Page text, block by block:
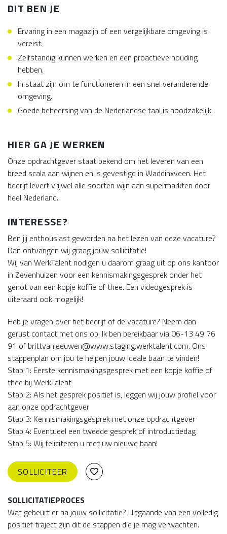
DIT BEN JE
Ervaring in een magazijn of een vergelijkbare omgeving is
vereist.
Zelfstandig kunnen werken en een proactieve houding
hebben.
In staat zijn om te functioneren in een snel veranderende
omgeving.
Goede beheersing van de Nederlandse taal is noodzakelijk.
HIER GA JE WERKEN
Onze opdrachtgever staat bekend om het leveren van een
breed scala aan wijnen en is gevestigd in Waddinxveen. Het
bedrijf levert vrijwel alle soorten wijn aan supermarkten door
heel Nederland.
INTERESSE?
Ben jij enthousiast geworden na het lezen van deze vacature?
Dan ontvangen wij graag jouw sollicitatie!
Wij van WerkTalent nodigen u daarom graag uit op ons kantoor
in Zevenhuizen voor een kennismakingsgesprek onder het
genot van een kopje koffie of thee. Een videogesprek is
uiteraard ook mogelijk!
Heb je vragen over het bedrijf of de vacature? Neem dan
gerust contact met ons op. Ik ben bereikbaar via 06-13 49 76
91 of brittvanleeuwen@www.staging.werktalent.com. Ons
stappenplan om jou te helpen jouw ideale baan te vinden!
Stap 1: Eerste kennismakingsgesprek met een kopje koffie of
thee bij WerkTalent
Stap 2: Als het gesprek positief is, leggen wij jouw profiel voor
aan onze opdrachtgever
Stap 3: Kennismakingsgesprek met onze opdrachtgever
Stap 4: Eventueel een tweede gesprek of introductiedag
Stap 5: Wij feliciteren u met uw nieuwe baan!
SOLLICITEER
SOLLICITATIEPROCES
Wat gebeurt er na jouw sollicitatie? Llitgaande van een volledig
positief traject zijn dit de stappen die je mag verwachten.